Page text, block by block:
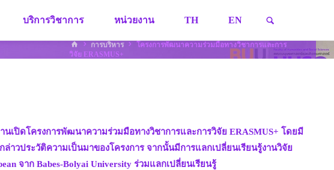
บริการวิชาการ หน่วยงาน TH EN
HOMEการบริหาร
โครงการพัฒนาความร่วมมือทางวิชาการและการ
วิจัย ERASMUS+
เปิดโครงการพัฒนาความร่วมมือทางวิชาการและการวิจัย ERASMUS+ โดยมี
าวประวัติความเป็นมาของโครงการ จากนั้นมีการแลกเปลี่ยนเรียนรู้งานวิจัย
จาก Babes-Bolyai University ร่วมแลกเปลี่ยนเรียนรู้